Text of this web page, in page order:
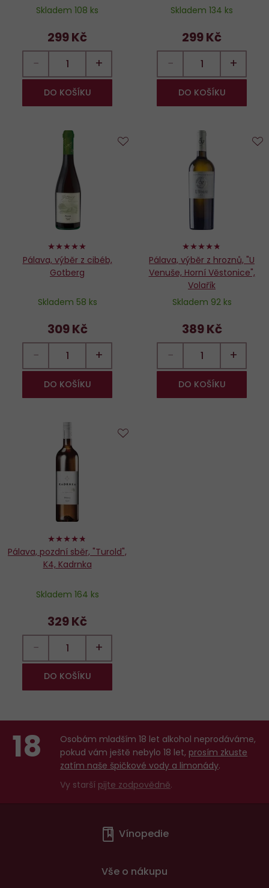
Skladem 108 ks
299 Kč
− +
DO KOŠÍKU
Skladem 134 ks
299 Kč
− +
DO KOŠÍKU
100%
Pálava, výběr z cibéb,
Gotberg
Skladem 58 ks
309 Kč
− +
DO KOŠÍKU
94%
Pálava, výběr z hroznů, "U
Venuše, Horní Věstonice",
Volařík
Skladem 92 ks
389 Kč
− +
DO KOŠÍKU
94%
Pálava, pozdní sběr, "Turold",
K4, Kadrnka
Skladem 164 ks
329 Kč
− +
DO KOŠÍKU
18
Osobám mladším 18 let alkohol neprodáváme,
pokud vám ještě nebylo 18 let, prosím zkuste
zatím naše špičkové vody a limonády.
Vy starší pijte zodpovědně.
Vínopedie
Vše o nákupu